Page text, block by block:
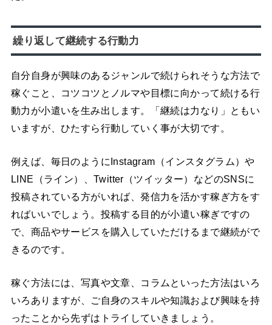
繰り返して継続する行動力
自分自身が興味のあるジャンルで続けられそうな方法で
稼ぐこと、コツコツとノルマや目標に向かって続ける行
動力が小遣いを生み出します。「継続は力なり」ともい
いますが、ひたすら行動していく事が大切です。
例えば、毎日のようにInstagram（インスタグラム）や
LINE（ライン）、Twitter（ツイッター）などのSNSに
投稿されている方がいれば、発信力を活かす稼ぎ方をす
ればいいでしょう。投稿する目的が小遣い稼ぎですの
で、商品やサービスを購入していただけるまで継続がで
きるのです。
稼ぐ方法には、写真や文章、コラムといった方法はいろ
いろありますが、ご自身のスキルや知識および興味を持
ったことから先ずはトライしていきましょう。